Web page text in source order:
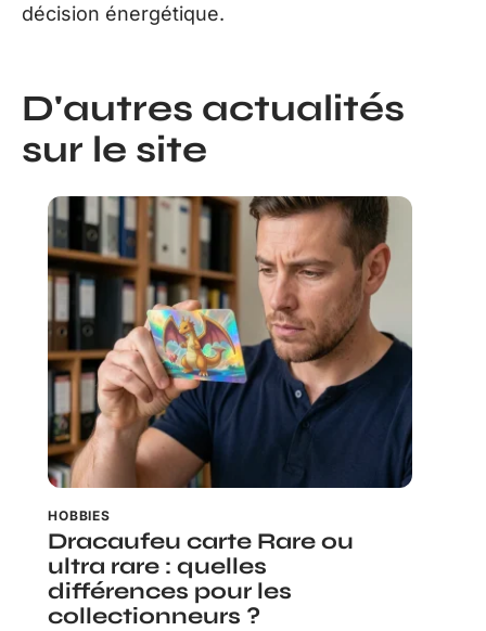
décision énergétique.
D'autres actualités
sur le site
HOBBIES
Dracaufeu carte Rare ou
ultra rare : quelles
différences pour les
collectionneurs ?